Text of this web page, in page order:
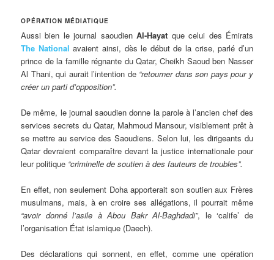
OPÉRATION MÉDIATIQUE
Aussi bien le journal saoudienAl-Hayat que celui des Émirats
The National avaient ainsi, dès le début de la crise, parlé d’un
prince de la famille régnante du Qatar, Cheikh Saoud ben Nasser
Al Thani, qui aurait l’intention de “retourner dans son pays pour y
créer un parti d’opposition”.
De même, le journal saoudien donne la parole à l’ancien chef des
services secrets du Qatar, Mahmoud Mansour, visiblement prêt à
se mettre au service des Saoudiens. Selon lui, les dirigeants du
Qatar devraient comparaître devant la justice internationale pour
leur politique “criminelle de soutien à des fauteurs de troubles”.
En effet, non seulement Doha apporterait son soutien aux Frères
musulmans, mais, à en croire ses allégations, il pourrait même
“avoir donné l’asile à Abou Bakr Al-Baghdadi”, le ‘calife’ de
l’organisation État islamique (Daech).
Des déclarations qui sonnent, en effet, comme une opération